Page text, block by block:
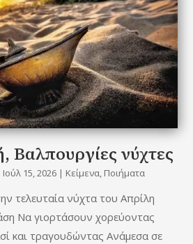
νύχτες
Ιούλ 15, 2026 | Κείμενα, Ποιήματα
τελευταία νύχτα του Απρίλη
Να γιορτάσουν χορεύοντας
και τραγουδώντας Ανάμεσα σε